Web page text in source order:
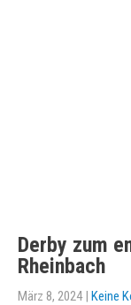
Derby zum
Rheinbach
März 8, 2024| Keine